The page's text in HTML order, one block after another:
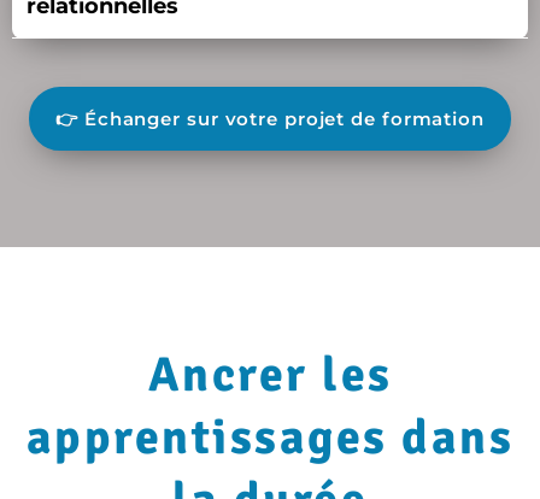
relationnelles
👉 Échanger sur votre projet de formation
Ancrer les
apprentissages dans